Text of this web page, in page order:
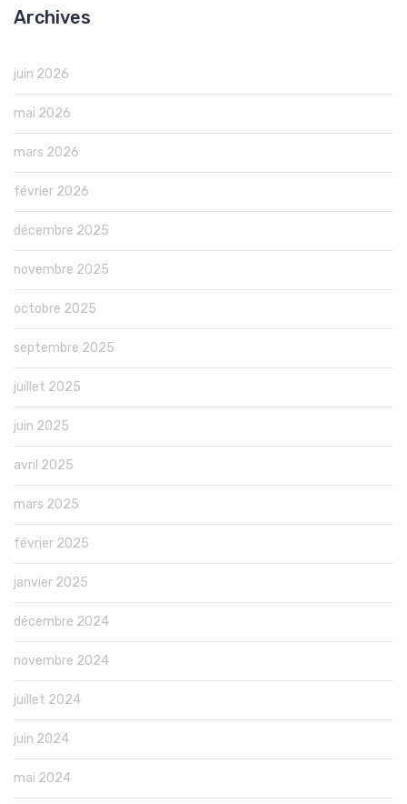
Archives
juin 2026
mai 2026
mars 2026
février 2026
décembre 2025
novembre 2025
octobre 2025
septembre 2025
juillet 2025
juin 2025
avril 2025
mars 2025
février 2025
janvier 2025
décembre 2024
novembre 2024
juillet 2024
juin 2024
mai 2024